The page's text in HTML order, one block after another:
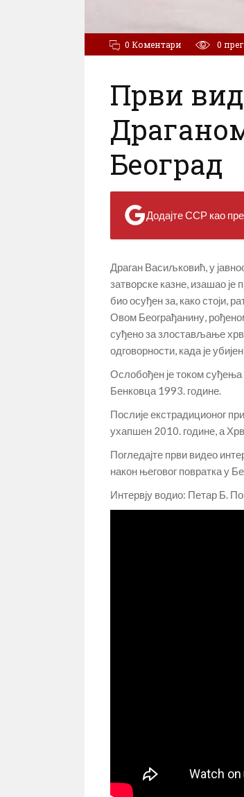
0 Коментари 0
Први
Београд
Додајте ССР као
Драган Васиљковић, у
затворске казне, изашао је
био осуђен за, како стоји,
Овом Београђанину,
суђено за злостављање
одговорности, када је
Ослобођен је током суђења
Бенковца 1993. године.
Послије екстрадиционог
ухапшен 2010. године, а
Погледајте први видео
након његовог повратка у
Интервју водио: Петар Б.